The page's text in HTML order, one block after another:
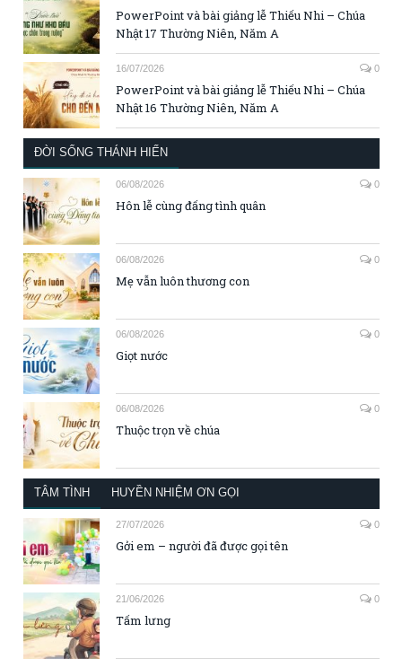
PowerPoint và bài giảng lễ Thiếu Nhi – Chúa
Nhật 17 Thường Niên, Năm A
16/07/2026 0
PowerPoint và bài giảng lễ Thiếu Nhi – Chúa
Nhật 16 Thường Niên, Năm A
ĐỜI SỐNG THÁNH HIẾN
06/08/2026 0
Hôn lễ cùng đấng tình quân
06/08/2026 0
Mẹ vẫn luôn thương con
06/08/2026 0
Giọt nước
06/08/2026 0
Thuộc trọn về chúa
TÂM TÌNH HUYỀN NHIỆM ƠN GỌI
27/07/2026 0
Gởi em – người đã được gọi tên
21/06/2026 0
Tấm lưng